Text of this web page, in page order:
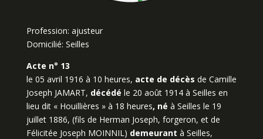
Profession: ajusteur
Domicilié: Seilles
Acte n° 13
le 05 avril 1916 à 10 heures, acte de décès de Camille
Joseph JAMART, décédé le 20 août 1914 à Seilles en
lieu dit « Houillières » à 18 heures, né à Seilles le 19
juillet 1886, (fils de Herman Joseph, forgeron, et de
Félicitée Joseph MOINNIL) demeurant à Seilles,